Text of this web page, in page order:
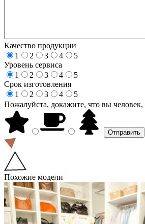
Качество продукции
1
2 3 4
5
Уровень сервиса
1
2 3 4
5
Срок изготовления
1
2 3 4
5
Пожалуйста, докажите, что вы человек,
Похожие модели